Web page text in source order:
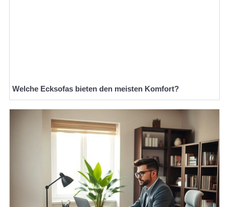
Welche Ecksofas bieten den meisten Komfort?